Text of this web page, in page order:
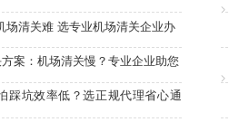
场清关难 选专业机场清关企业办
案：机场清关慢？专业企业助您
踩坑效率低？选正规代理省心通